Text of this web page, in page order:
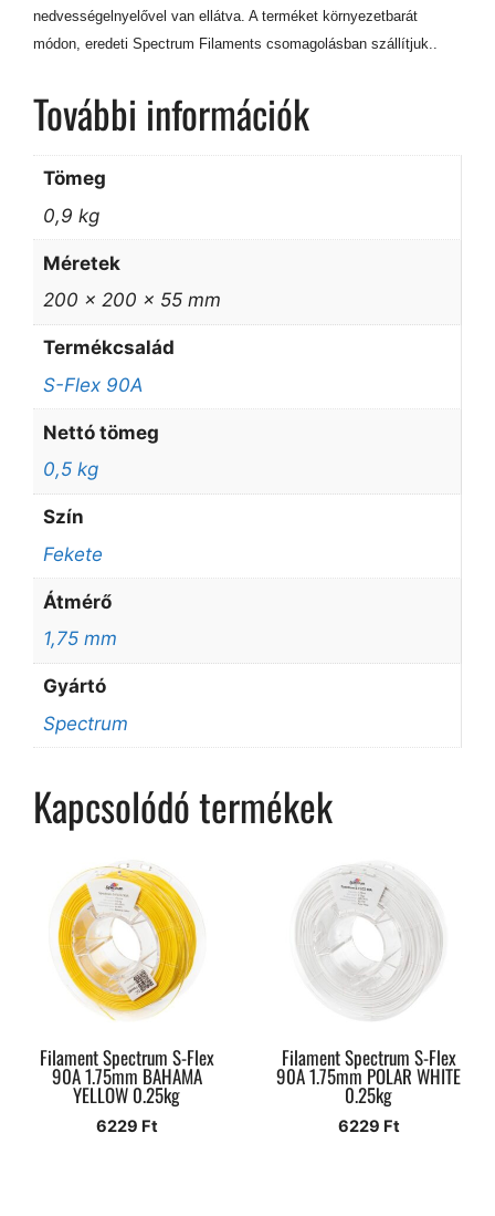
nedvességelnyelővel van ellátva. A terméket környezetbarát
módon, eredeti Spectrum Filaments csomagolásban szállítjuk..
További információk
Tömeg
0,9 kg
Méretek
200 × 200 × 55 mm
Termékcsalád
S-Flex 90A
Nettó tömeg
0,5 kg
Szín
Fekete
Átmérő
1,75 mm
Gyártó
Spectrum
Kapcsolódó termékek
Filament Spectrum S-Flex
90A 1.75mm BAHAMA
YELLOW 0.25kg
6229 Ft
Filament Spectrum S-Flex
90A 1.75mm POLAR WHITE
0.25kg
6229 Ft